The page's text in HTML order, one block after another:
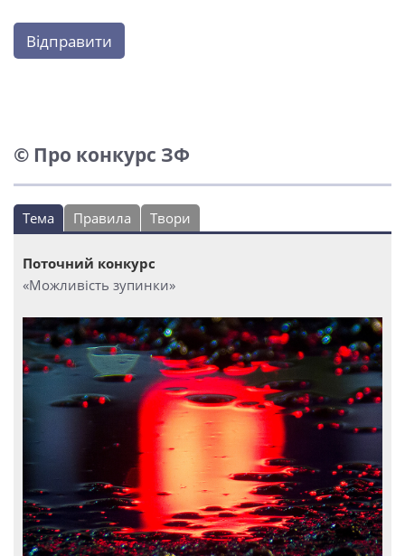
Відправити
© Про конкурс ЗФ
Тема Правила Твори
Поточний конкурс
«Можливість зупинки»